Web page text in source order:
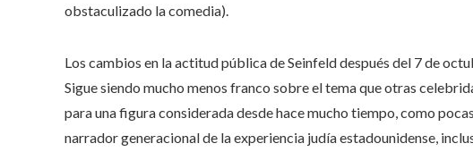
obstaculizado la comedia).
Los cambios en la actitud pública de Seinfeld después del 7 de
Sigue siendo mucho menos franco sobre el tema que otras
para una figura considerada desde hace mucho tiempo, como
narrador generacional de la experiencia judía estadounidense,